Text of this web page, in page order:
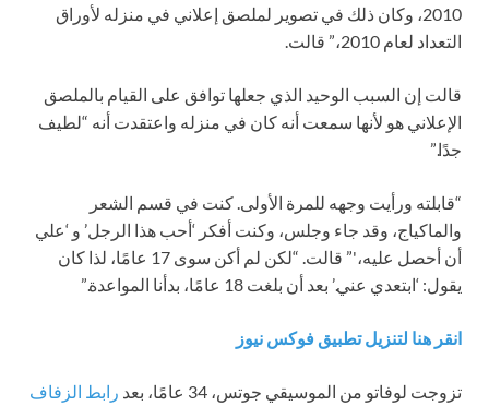
2010، وكان ذلك في تصوير لملصق إعلاني في منزله لأوراق
التعداد لعام 2010،” قالت.
قالت إن السبب الوحيد الذي جعلها توافق على القيام بالملصق
الإعلاني هو لأنها سمعت أنه كان في منزله واعتقدت أنه “لطيف
جدًا.”
“قابلته ورأيت وجهه للمرة الأولى. كنت في قسم الشعر
والماكياج، وقد جاء وجلس، وكنت أفكر ‘أحب هذا الرجل’ و ‘علي
أن أحصل عليه،'” قالت. “لكن لم أكن سوى 17 عامًا، لذا كان
يقول: ‘ابتعدي عني.’ بعد أن بلغت 18 عامًا، بدأنا المواعدة.”
انقر هنا لتنزيل تطبيق فوكس نيوز
تزوجت لوفاتو من الموسيقي جوتس، 34 عامًا، بعد
رابط الزفاف